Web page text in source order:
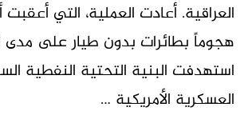
هجوماً بطائرات بدون طيار على مدى
استهدفت البنية التحتية النفطية
العسكرية الأمريكية …